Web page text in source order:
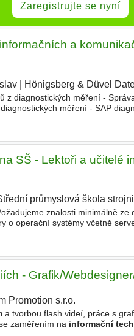
Zaregistrujte se nyní
a
| Hönigsberg & Düvel
z diagnostických měření -
měření - SAP
SŠ - Lektoři a učitelé
průmyslová škola
znalosti minimálně
o operační systémy včetně
- Grafik/
Promotion s.r.o.
a tvorbou flash videí, práce s
zaměřením na informační